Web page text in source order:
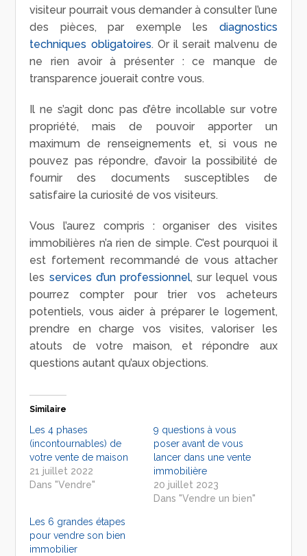
visiteur pourrait vous demander à consulter l’une
des pièces, par exemple les diagnostics
techniques obligatoires. Or il serait malvenu de
ne rien avoir à présenter : ce manque de
transparence jouerait contre vous.
Il ne s’agit donc pas d’être incollable sur votre
propriété, mais de pouvoir apporter un
maximum de renseignements et, si vous ne
pouvez pas répondre, d’avoir la possibilité de
fournir des documents susceptibles de
satisfaire la curiosité de vos visiteurs.
Vous l’aurez compris : organiser des visites
immobilières n’a rien de simple. C’est pourquoi il
est fortement recommandé de vous attacher
les services d’un professionnel, sur lequel vous
pourrez compter pour trier vos acheteurs
potentiels, vous aider à préparer le logement,
prendre en charge vos visites, valoriser les
atouts de votre maison, et répondre aux
questions autant qu’aux objections.
Similaire
Les 4 phases
(incontournables) de
votre vente de maison
21 juillet 2022
Dans "Vendre"
9 questions à vous
poser avant de vous
lancer dans une vente
immobilière
20 juillet 2023
Dans "Vendre un bien"
Les 6 grandes étapes
pour vendre son bien
immobilier